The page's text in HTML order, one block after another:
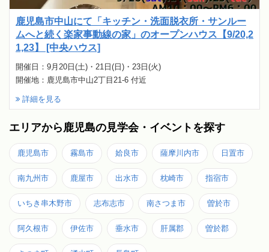
鹿児島市中山にて「キッチン・洗面脱衣所・サンルー
ムへと続く楽家事動線の家」のオープンハウス【9/20,2
1,23】 [中央ハウス]
開催日：9月20日(土)・21日(日)・23日(火)
開催地：鹿児島市中山2丁目21-6 付近
詳細を見る
エリアから鹿児島の見学会・イベントを探す
鹿児島市 霧島市 姶良市 薩摩川内市 日置市
南九州市 鹿屋市 出水市 枕崎市 指宿市
いちき串木野市 志布志市 南さつま市 曽於市
阿久根市 伊佐市 垂水市 肝属郡 曽於郡